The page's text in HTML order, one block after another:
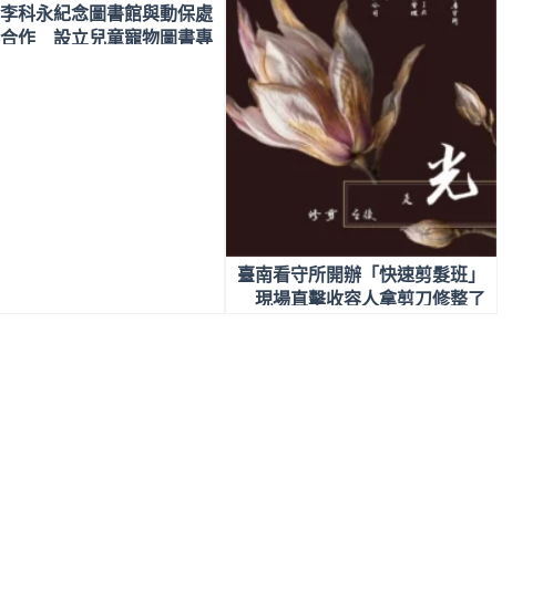
科永紀念圖書館與動保處
作 設立兒童寵物圖書專
臺南看守所開辦「快速剪髮班」
現場直擊收容人拿剪刀修整了